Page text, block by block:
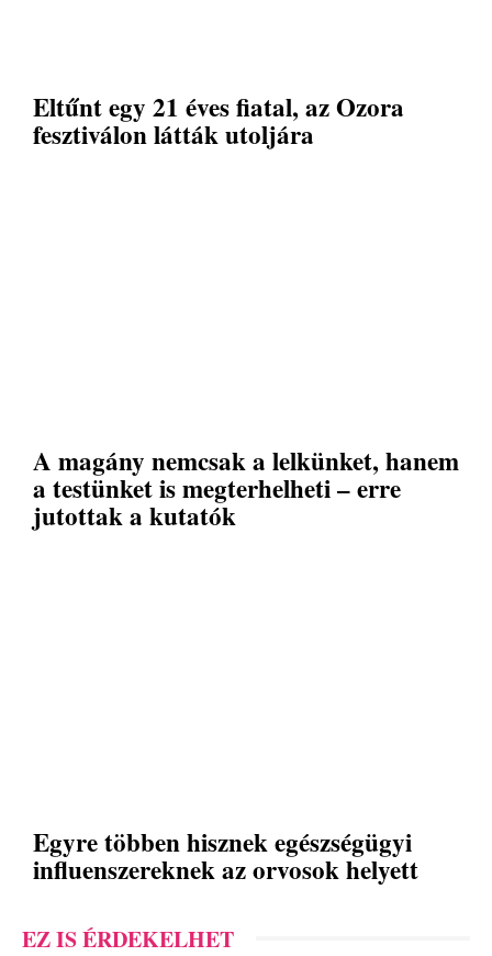
Eltűnt egy 21 éves fiatal, az Ozora
fesztiválon látták utoljára
A magány nemcsak a lelkünket, hanem
a testünket is megterhelheti – erre
jutottak a kutatók
Egyre többen hisznek egészségügyi
influenszereknek az orvosok helyett
EZ IS ÉRDEKELHET